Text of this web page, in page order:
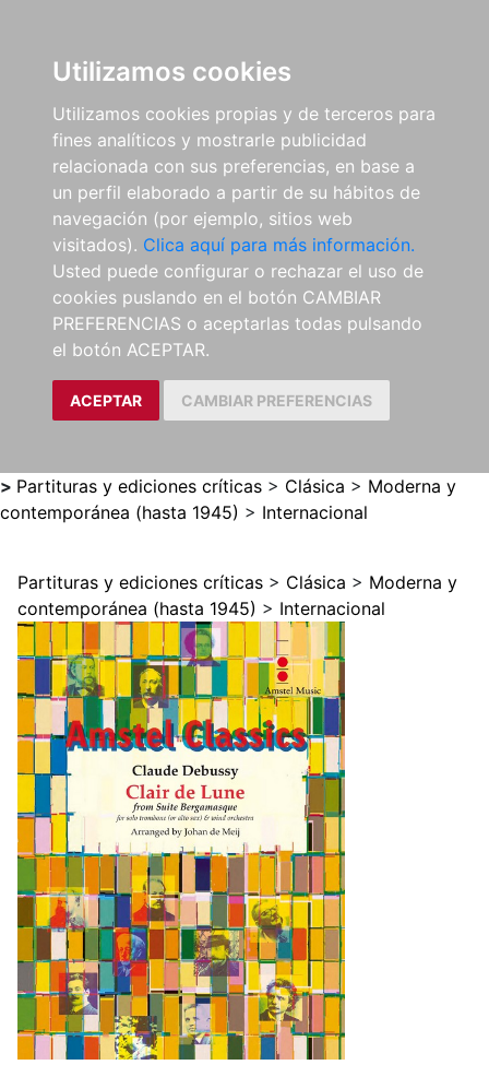
Utilizamos cookies
Utilizamos cookies propias y de terceros para
fines analíticos y mostrarle publicidad
relacionada con sus preferencias, en base a
un perfil elaborado a partir de su hábitos de
navegación (por ejemplo, sitios web
visitados). Clica aquí para más información.
Usted puede configurar o rechazar el uso de
cookies puslando en el botón CAMBIAR
PREFERENCIAS o aceptarlas todas pulsando
el botón ACEPTAR.
ACEPTAR CAMBIAR PREFERENCIAS
> Partituras y ediciones críticas > Clásica > Moderna y
contemporánea (hasta 1945) > Internacional
Partituras y ediciones críticas > Clásica > Moderna y
contemporánea (hasta 1945) > Internacional